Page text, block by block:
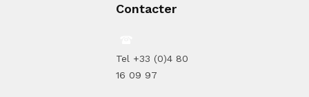
Contacter
Tel +33 (0)4 80
16 09 97